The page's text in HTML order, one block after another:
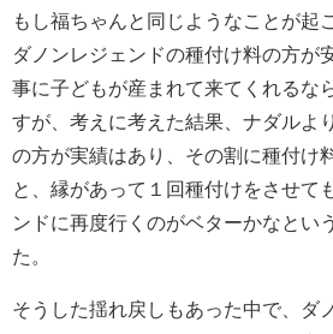
もし福ちゃんと同じようなことが起
ダノンレジェンドの種付け料の方が
事に子どもが産まれて来てくれるな
すが、考えに考えた結果、ナダルよ
の方が実績はあり、その割に種付け
と、縁があって１回種付けをさせて
ンドに再度行くのがベターかなとい
た。
そうした揺れ戻しもあった中で、ダ